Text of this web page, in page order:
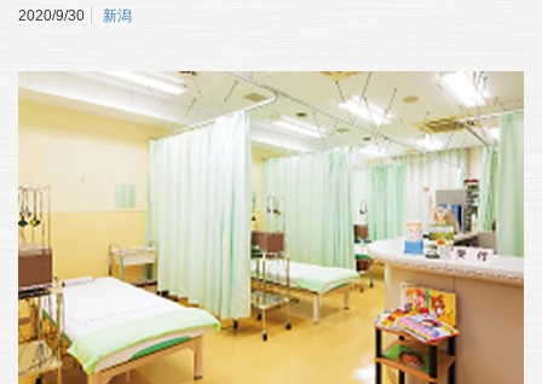
2020/9/30 新潟